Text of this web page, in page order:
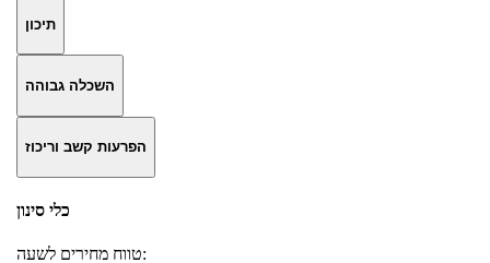
תיכון
השכלה גבוהה
הפרעות קשב וריכוז
כלי סינון
טווח מחירים לשעה: